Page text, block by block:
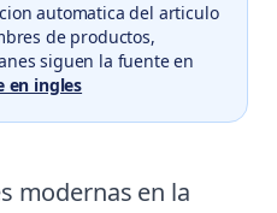
automatica del articulo
de productos,
siguen la fuente en
en ingles
modernas en la